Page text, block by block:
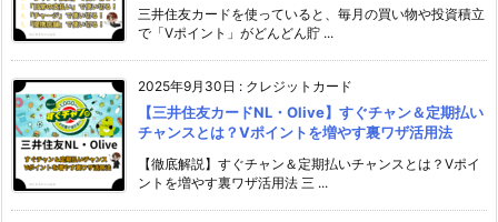
三井住友カードを使っていると、毎月の買い物や投資積立
で「Vポイント」がどんどん貯 ...
2025年9月30日 : クレジットカード
【三井住友カードNL・Olive】すぐチャン＆定期払い
チャンスとは？Vポイントを増やす裏ワザ活用法
【徹底解説】すぐチャン＆定期払いチャンスとは？Vポイ
ントを増やす裏ワザ活用法 三 ...